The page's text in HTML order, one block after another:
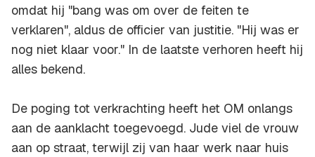
omdat hij "bang was om over de feiten te
verklaren", aldus de officier van justitie. "Hij was er
nog niet klaar voor." In de laatste verhoren heeft hij
alles bekend.
De poging tot verkrachting heeft het OM onlangs
aan de aanklacht toegevoegd. Jude viel de vrouw
aan op straat, terwijl zij van haar werk naar huis